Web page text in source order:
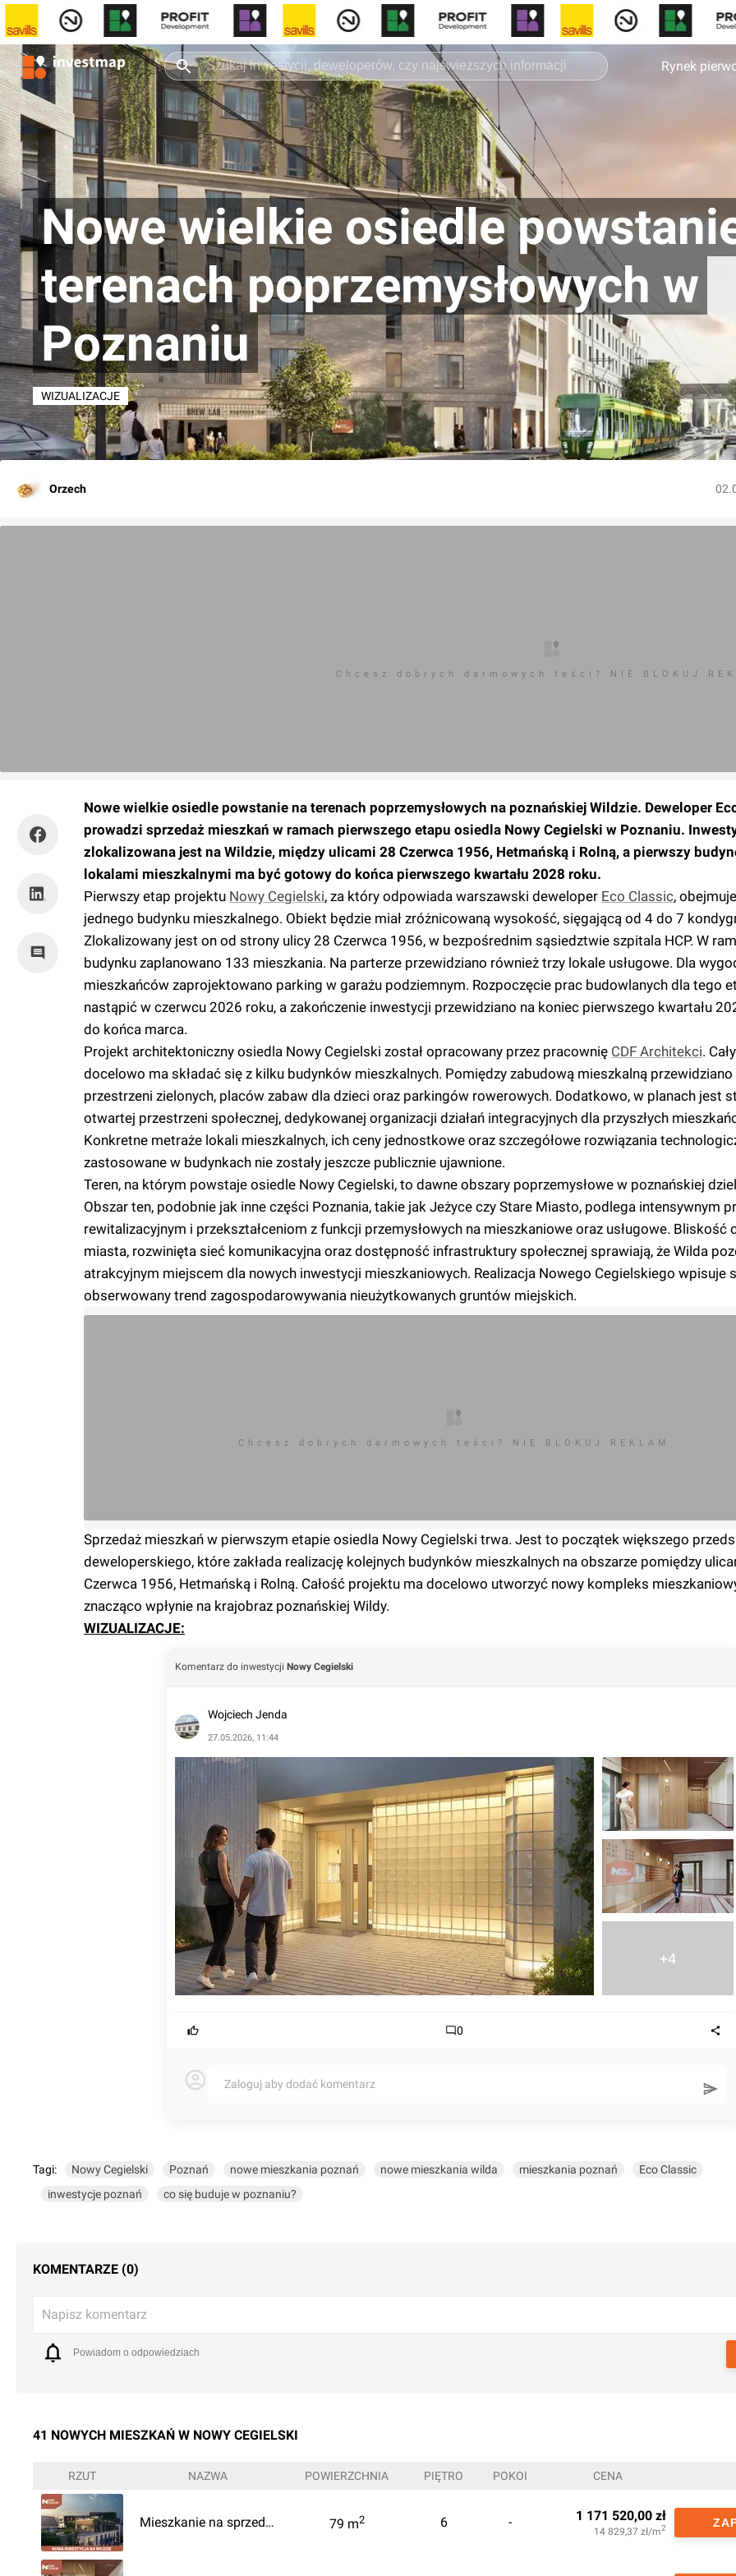
Rynek
Nowe wielkie osiedle
terenach poprzemysłowych w
Poznaniu
WIZUALIZACJE
Orzech
Chcesz dobrych darmowych teści? NIE BLOKUJ
Nowe wielkie osiedle powstanie na terenach poprzemysłowych na poznańskiej Wildzie. Deweloper
prowadzi sprzedaż mieszkań w ramach pierwszego etapu osiedla Nowy Cegielski w Poznaniu.
zlokalizowana jest na Wildzie, między ulicami 28 Czerwca 1956, Hetmańską i Rolną, a pierwszy
lokalami mieszkalnymi ma być gotowy do końca pierwszego kwartału 2028 roku.
Pierwszy etap projektu Nowy Cegielski, za który odpowiada warszawski deweloper Eco Classic,
jednego budynku mieszkalnego. Obiekt będzie miał zróżnicowaną wysokość, sięgającą od 4 do 7
Zlokalizowany jest on od strony ulicy 28 Czerwca 1956, w bezpośrednim sąsiedztwie szpitala HCP. W
budynku zaplanowano 133 mieszkania. Na parterze przewidziano również trzy lokale usługowe. Dla
mieszkańców zaprojektowano parking w garażu podziemnym. Rozpoczęcie prac budowlanych dla tego
nastąpić w czerwcu 2026 roku, a zakończenie inwestycji przewidziano na koniec pierwszego kwartału
do końca marca.
Projekt architektoniczny osiedla Nowy Cegielski został opracowany przez pracownię CDF Architekci.
docelowo ma składać się z kilku budynków mieszkalnych. Pomiędzy zabudową mieszkalną przewidziano
przestrzeni zielonych, placów zabaw dla dzieci oraz parkingów rowerowych. Dodatkowo, w planach jest
otwartej przestrzeni społecznej, dedykowanej organizacji działań integracyjnych dla przyszłych
Konkretne metraże lokali mieszkalnych, ich ceny jednostkowe oraz szczegółowe rozwiązania
zastosowane w budynkach nie zostały jeszcze publicznie ujawnione.
Teren, na którym powstaje osiedle Nowy Cegielski, to dawne obszary poprzemysłowe w poznańskiej
Obszar ten, podobnie jak inne części Poznania, takie jak Jeżyce czy Stare Miasto, podlega intensywnym
rewitalizacyjnym i przekształceniom z funkcji przemysłowych na mieszkaniowe oraz usługowe. Bliskość
miasta, rozwinięta sieć komunikacyjna oraz dostępność infrastruktury społecznej sprawiają, że Wilda
atrakcyjnym miejscem dla nowych inwestycji mieszkaniowych. Realizacja Nowego Cegielskiego wpisuje
obserwowany trend zagospodarowywania nieużytkowanych gruntów miejskich.
Chcesz dobrych darmowych teści? NIE BLOKUJ REKLAM
Sprzedaż mieszkań w pierwszym etapie osiedla Nowy Cegielski trwa. Jest to początek większego
deweloperskiego, które zakłada realizację kolejnych budynków mieszkalnych na obszarze pomiędzy
Czerwca 1956, Hetmańską i Rolną. Całość projektu ma docelowo utworzyć nowy kompleks
znacząco wpłynie na krajobraz poznańskiej Wildy.
WIZUALIZACJE:
Komentarz do inwestycji Nowy Cegielski
Wojciech Jenda
27.05.2026, 11:44
+4
0
Zaloguj aby dodać komentarz
Tagi: Nowy Cegielski Poznań nowe mieszkania poznań nowe mieszkania wilda mieszkania poznań
Eco Classic
inwestycje poznań
co się buduje w poznaniu?
KOMENTARZE (0)
Napisz komentarz
Powiadom o odpowiedziach
41 NOWYCH MIESZKAŃ W NOWY CEGIELSKI
RZUT NAZWA POWIERZCHNIA PIĘTRO POKOI CENA
Mieszkanie na sprzedaż, Poznań, Wilda, 1171520 PLN 79 m2 6 - 1 171 520,00 zł
14 829,37 zł/m2